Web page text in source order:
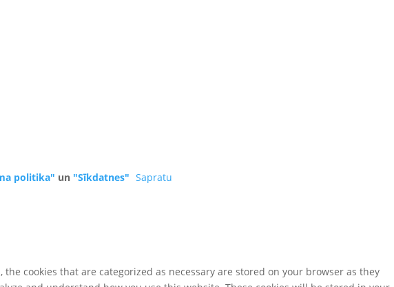
politika" un "Sīkdatnes" Sapratu
cookies that are categorized as necessary are stored on your browser as they